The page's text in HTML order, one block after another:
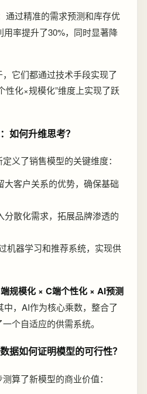
通过精准的需求预测和库存优
率提升了30%，同时显著降
它们都通过技术手段实现了
性化×规模化”维度上实现了跃
如何升维思考？
义了销售模型的关键维度：
大客户关系的优势，确保基础
分散化需求，拓展品牌渗透的
机器学习和推荐系统，实现供
规模化 × C端个性化 × AI预测
中，AI作为核心乘数，整合了
个自适应的供需系统。
据如何证明模型的可行性？
算了新模型的商业价值：